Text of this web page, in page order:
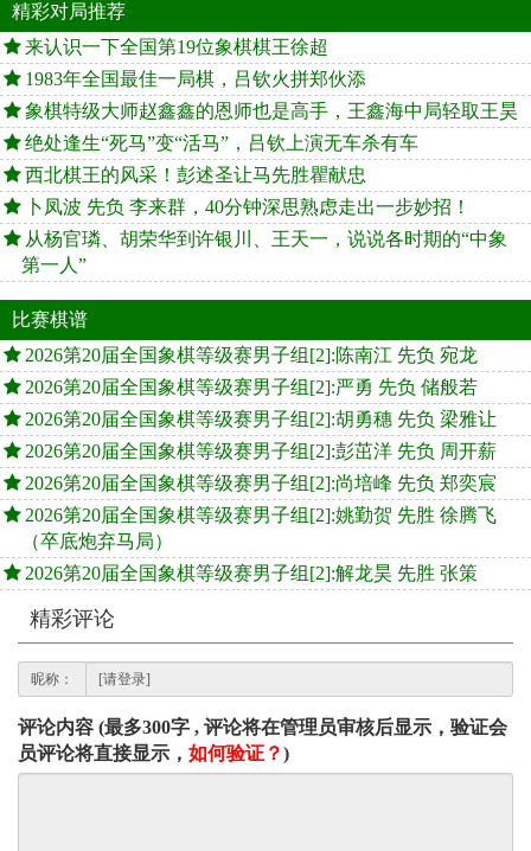
精彩对局推荐
来认识一下全国第19位象棋棋王徐超
1983年全国最佳一局棋，吕钦火拼郑伙添
象棋特级大师赵鑫鑫的恩师也是高手，王鑫海中局轻取王昊
绝处逢生“死马”变“活马”，吕钦上演无车杀有车
西北棋王的风采！彭述圣让马先胜瞿献忠
卜凤波 先负 李来群，40分钟深思熟虑走出一步妙招！
从杨官璘、胡荣华到许银川、王天一，说说各时期的“中象
第一人”
比赛棋谱
2026第20届全国象棋等级赛男子组[2]:陈南江 先负 宛龙
2026第20届全国象棋等级赛男子组[2]:严勇 先负 储般若
2026第20届全国象棋等级赛男子组[2]:胡勇穗 先负 梁雅让
2026第20届全国象棋等级赛男子组[2]:彭茁洋 先负 周开薪
2026第20届全国象棋等级赛男子组[2]:尚培峰 先负 郑奕宸
2026第20届全国象棋等级赛男子组[2]:姚勤贺 先胜 徐腾飞
（卒底炮弃马局）
2026第20届全国象棋等级赛男子组[2]:解龙昊 先胜 张策
精彩评论
昵称：
评论内容 (最多300字 , 评论将在管理员审核后显示，验证会
员评论将直接显示， 如何验证？)